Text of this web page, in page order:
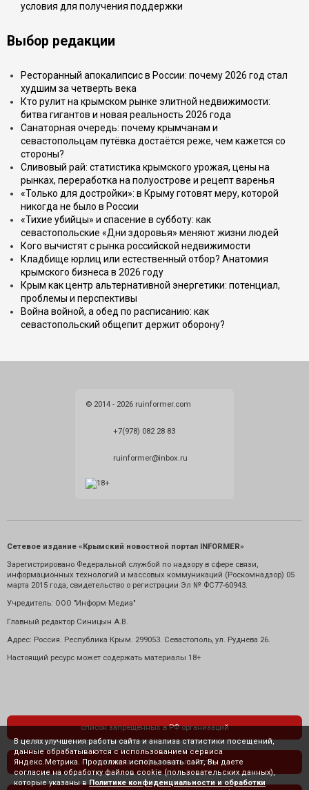
условия для получения поддержки
Выбор редакции
Ресторанный апокалипсис в России: почему 2026 год стал
худшим за четверть века
Кто рулит на крымском рынке элитной недвижимости:
битва гигантов и новая реальность 2026 года
Санаторная очередь: почему крымчанам и
севастопольцам путёвка достаётся реже, чем кажется со
стороны?
Сливовый рай: статистика крымского урожая, цены на
рынках, переработка на полуострове и рецепт варенья
«Только для достройки»: в Крыму готовят меру, которой
никогда не было в России
«Тихие убийцы» и спасение в субботу: как
севастопольские «Дни здоровья» меняют жизни людей
Кого вычистят с рынка российской недвижимости
Кладбище юрлиц или естественный отбор? Анатомия
крымского бизнеса в 2026 году
Крым как центр альтернативной энергетики: потенциал,
проблемы и перспективы
Война войной, а обед по расписанию: как
севастопольский общепит держит оборону?
© 2014 - 2026 ruinformer.com
+7(978) 082 28 83
ruinformer@inbox.ru
Сетевое издание «Крымский новостной портал INFORMER»
Зарегистрировано Федеральной службой по надзору в сфере связи,
информационных технологий и массовых коммуникаций (Роскомнадзор) 05
марта 2015 года, свидетельство о регистрации Эл № ФС77-60943.
Учредитель: ООО "Информ Медиа"
Главный редактор Синицын А.В.
Адрес: Россия. Республика Крым. 299053. Севастополь, ул. Руднева 26.
Настоящий ресурс может содержать материалы 18+
список запрещенных в РФ организаций
политика конфиденциальности
В целях улучшения работы сайта и анализа статистики посещений,
данные обрабатываются с использованием сервиса
Яндекс.Метрика. Продолжая использовать сайт, Вы даете
согласие на обработку файлов cookie (пользовательских данных),
которые указаны в Политике конфиденциальности и обработки